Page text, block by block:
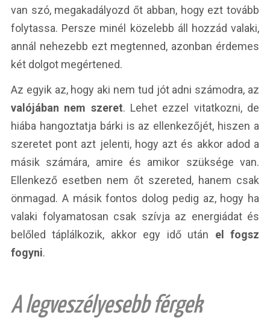
van szó, megakadályozd őt abban, hogy ezt tovább
folytassa. Persze minél közelebb áll hozzád valaki,
annál nehezebb ezt megtenned, azonban érdemes
két dolgot megértened.
Az egyik az, hogy aki nem tud jót adni számodra, az
valójában nem szeret. Lehet ezzel vitatkozni, de
hiába hangoztatja bárki is az ellenkezőjét, hiszen a
szeretet pont azt jelenti, hogy azt és akkor adod a
másik számára, amire és amikor szüksége van.
Ellenkező esetben nem őt szereted, hanem csak
önmagad. A másik fontos dolog pedig az, hogy ha
valaki folyamatosan csak szívja az energiádat és
belőled táplálkozik, akkor egy idő után el fogsz
fogyni.
A legveszélyesebb férgek